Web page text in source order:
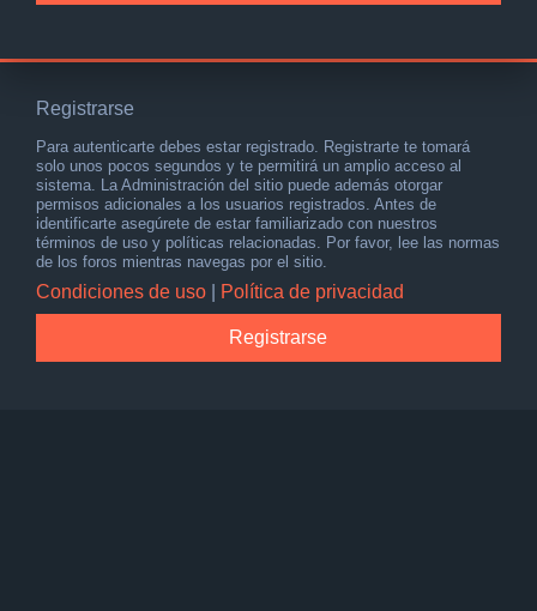
Registrarse
Para autenticarte debes estar registrado. Registrarte te tomará
solo unos pocos segundos y te permitirá un amplio acceso al
sistema. La Administración del sitio puede además otorgar
permisos adicionales a los usuarios registrados. Antes de
identificarte asegúrete de estar familiarizado con nuestros
términos de uso y políticas relacionadas. Por favor, lee las normas
de los foros mientras navegas por el sitio.
Condiciones de uso Política de privacidad
Registrarse